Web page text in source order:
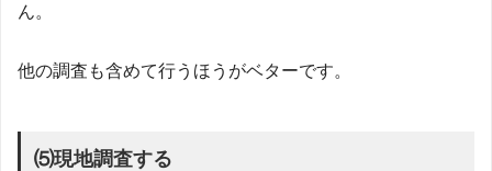
ん。
他の調査も含めて行うほうがベターです。
⑸現地調査する